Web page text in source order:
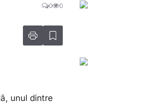
0 0
unul dintre